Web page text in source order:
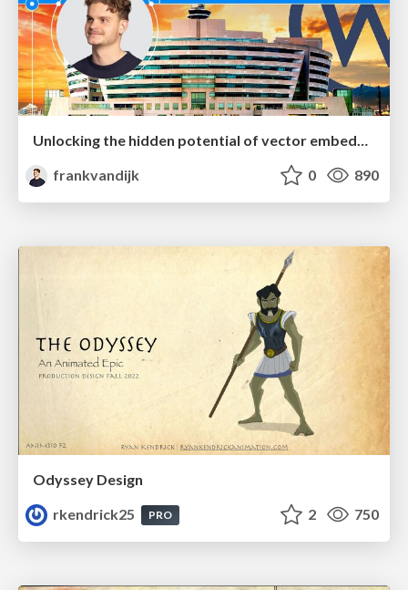
frankvandijk
0 890
Odyssey Design
rkendrick25
PRO 2 750